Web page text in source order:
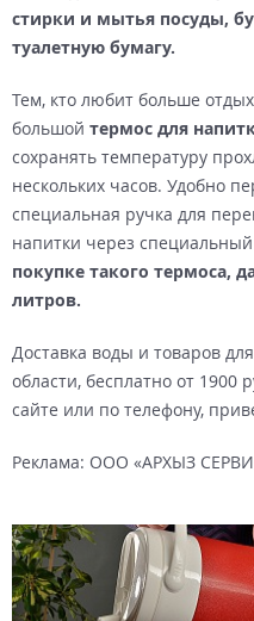
стирки и мытья посуды,
туалетную бумагу.
Тем, кто любит больше
большой термос для
сохранять температуру
нескольких часов. Удобно
специальная ручка для
напитки через
покупке такого термоса,
литров.
Доставка воды и товаров
области, бесплатно от 1900
сайте или по телефону,
Реклама: ООО «АРХЫЗ